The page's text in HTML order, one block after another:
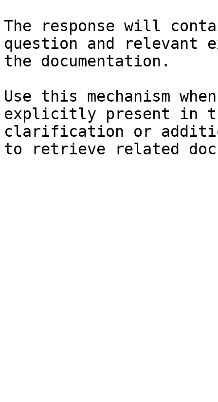
The response will
question and relevant
the documentation.
Use this mechanism
explicitly present in
clarification or